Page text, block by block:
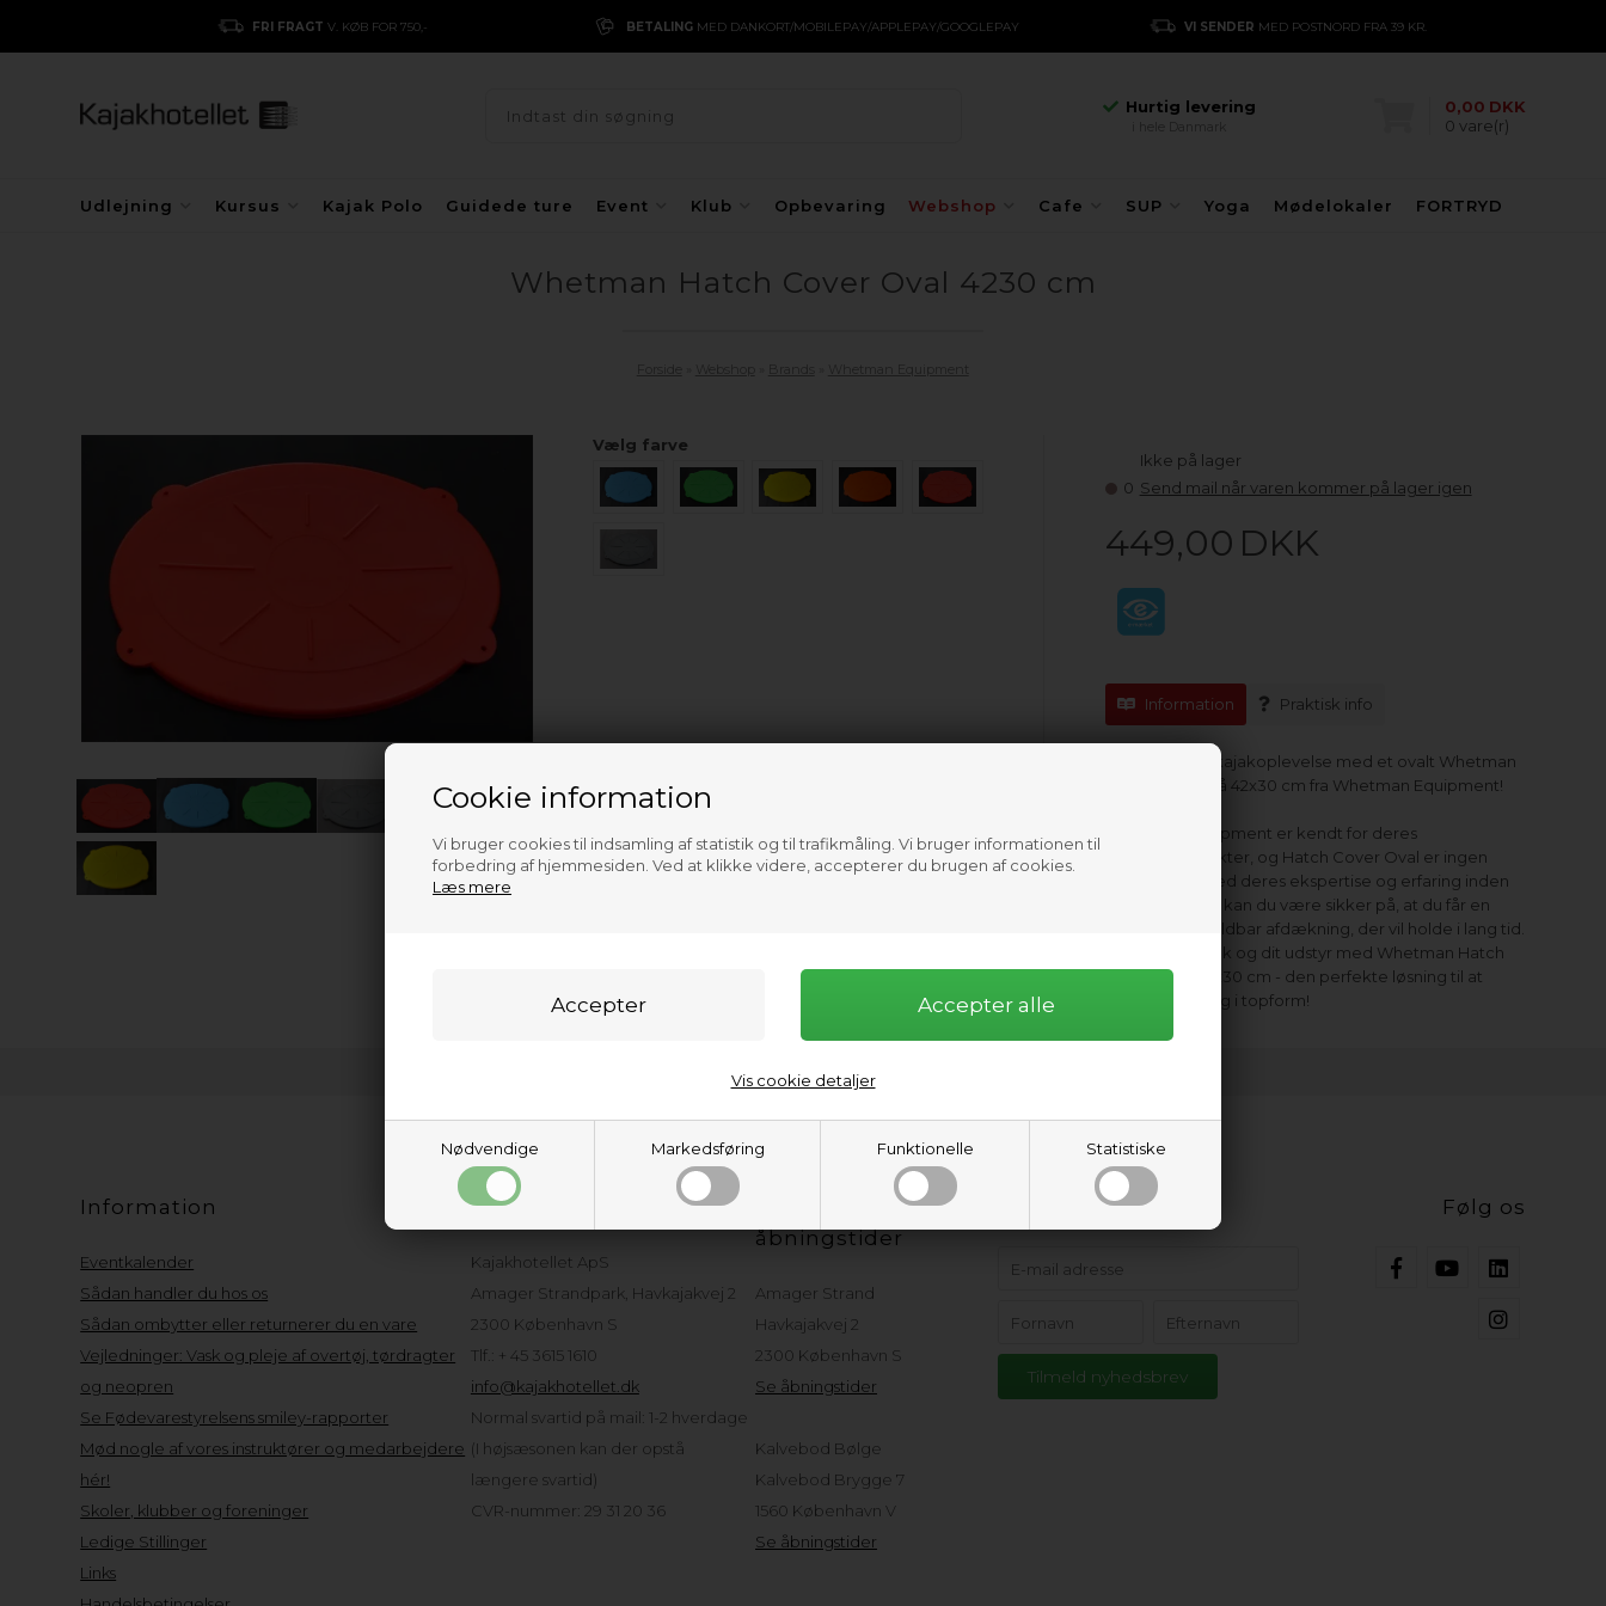
Cookie information
Vi bruger cookies til indsamling af statistik og til trafikmåling. Vi bruger informationen til
forbedring af hjemmesiden. Ved at klikke videre, accepterer du brugen af cookies.
Læs mere
Nødvendige Markedsføring Funktionelle Statistiske
Vis cookie detaljer
FRI FRAGT V. KØB FOR 750,- BETALING MED DANKORT/MOBILEPAY/APPLEPAY/GOOGLEPAY VI SENDER MED POSTNORD FRA 39 KR.
Hurtig levering
Hurtig levering
i hele Danmark
i hele Danmark
0,00 DKK
0 vare(r)
Udlejning Kursus Kajak Polo Guidede ture Event Klub Opbevaring Webshop Cafe SUP Yoga Mødelokaler FORTRYD
Whetman Hatch Cover Oval 4230 cm
Vælg farve
0
Ikke på lager
Send mail når varen kommer på lager igen
449,00 DKK
Information Praktisk info
Opgrader din kajakoplevelse med et ovalt Whetman
Hatch Cover på 42x30 cm fra Whetman Equipment!
Whetman Equipment er kendt for deres
kvalitetsprodukter, og Hatch Cover Oval er ingen
undtagelse. Med deres ekspertise og erfaring inden
for kajakudstyr kan du være sikker på, at du får en
pålidelig og holdbar afdækning, der vil holde i lang tid.
Beskyt din kajak og dit udstyr med Whetman Hatch
Cover Oval 42x30 cm - den perfekte løsning til at
holde alt tørt og i topform!
Information
Eventkalender
Sådan handler du hos os
Sådan ombytter eller returnerer du en vare
Vejledninger: Vask og pleje af overtøj, tørdragter
og neopren
Se Fødevarestyrelsens smiley-rapporter
Mød nogle af vores instruktører og medarbejdere
hér!
Skoler, klubber og foreninger
Ledige Stillinger
Links
Kundeservice
Kajakhotellet ApS
Amager Strandpark, Havkajakvej 2
2300 København S
Tlf.: + 45 3615 1610
info@kajakhotellet.dk
Normal svartid på mail: 1-2 hverdage
(I højsæsonen kan der opstå
længere svartid)
CVR-nummer: 29 31 20 36
åbningstider
Amager Strand
Havkajakvej 2
2300 København S
Se åbningstider
Kalvebod Bølge
Kalvebod Brygge 7
1560 København V
Se åbningstider
Hold dig opdateret Følg os